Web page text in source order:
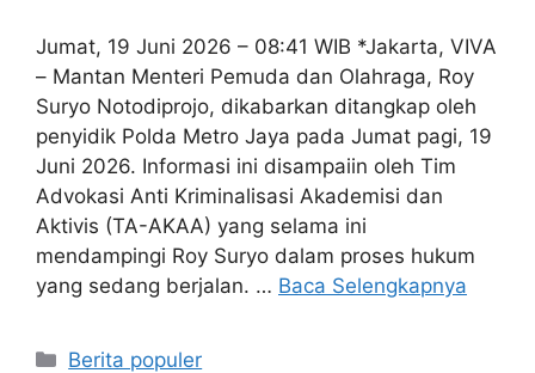
Jumat, 19 Juni 2026 – 08:41 WIB *Jakarta, VIVA
– Mantan Menteri Pemuda dan Olahraga, Roy
Suryo Notodiprojo, dikabarkan ditangkap oleh
penyidik Polda Metro Jaya pada Jumat pagi, 19
Juni 2026. Informasi ini disampaiin oleh Tim
Advokasi Anti Kriminalisasi Akademisi dan
Aktivis (TA-AKAA) yang selama ini
mendampingi Roy Suryo dalam proses hukum
yang sedang berjalan. … Baca Selengkapnya
Kategori
Berita populer